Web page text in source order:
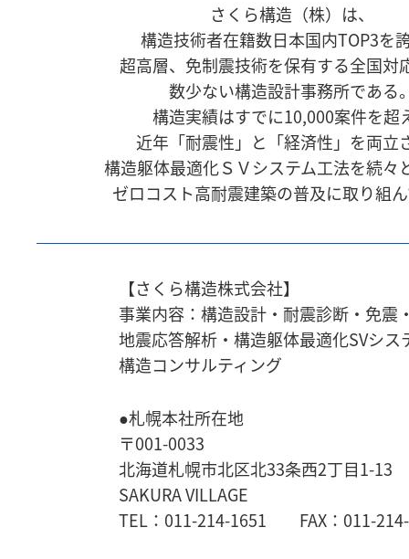
さくら構造（株）は、
構造技術者在籍数日本国内TOP3を
超高層、免制震技術を保有する全国対
数少ない構造設計事務所である
構造実績はすでに10,000案件を超
近年「耐震性」と「経済性」を両立
構造躯体最適化ＳＶシステム工法を続々
ゼロコスト高耐震建築の普及に取り組
【さくら構造株式会社】
事業内容：構造設計・耐震診断・免震
地震応答解析・ 構造躯体最適化SVシス
構造コンサルティング
●札幌本社所在地
〒001-0033
北海道札幌市北区北33条西2丁目1-13
SAKURA VILLAGE
TEL：011-214-1651 FAX：011-